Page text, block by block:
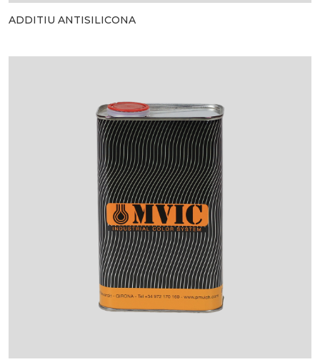
ADDITIU ANTISILICONA